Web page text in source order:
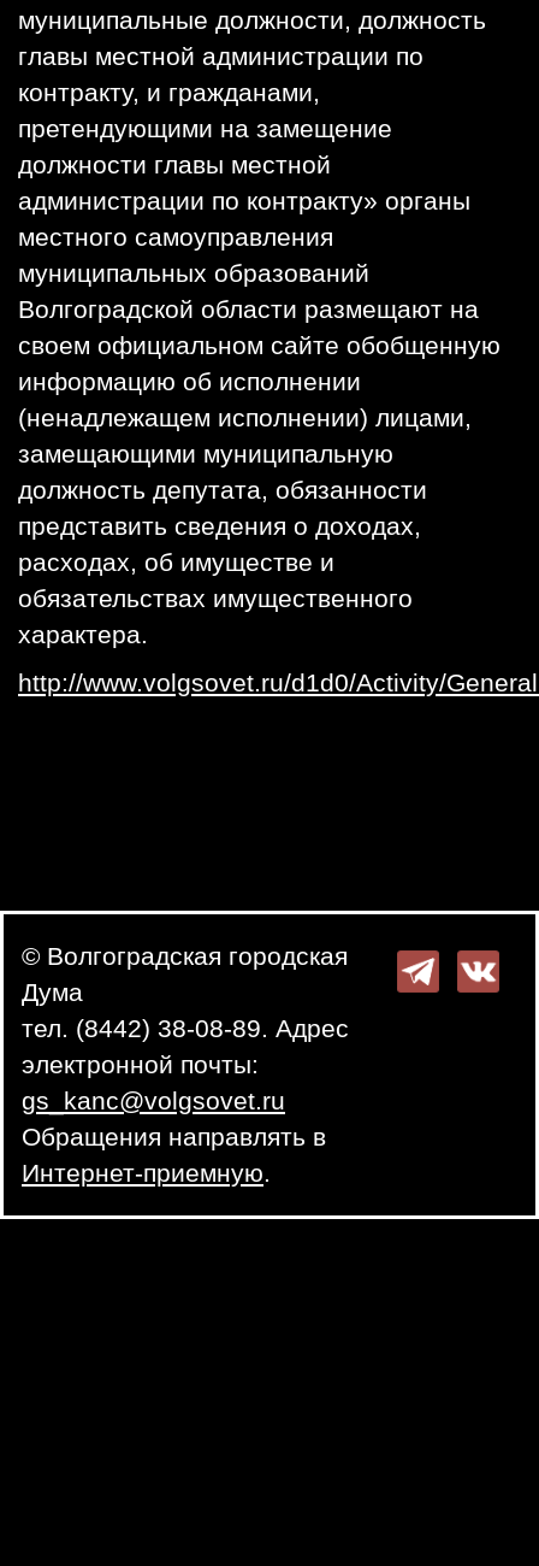
муниципальные должности, должность
главы местной администрации по
контракту, и гражданами,
претендующими на замещение
должности главы местной
администрации по контракту» органы
местного самоуправления
муниципальных образований
Волгоградской области размещают на
своем официальном сайте обобщенную
информацию об исполнении
(ненадлежащем исполнении) лицами,
замещающими муниципальную
должность депутата, обязанности
представить сведения о доходах,
расходах, об имуществе и
обязательствах имущественного
характера.​
http://www.volgsovet.ru/d1d0/Activity/
© Волгоградская городская
Дума
тел. (8442) 38-08-89. Адрес
электронной почты:
gs_kanc@volgsovet.ru
Обращения направлять в
Интернет-приемную.